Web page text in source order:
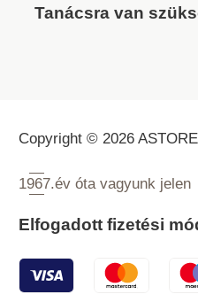
Tanácsra van
Copyright © 2026
1967.év óta vagyunk jelen
Elfogadott fizetési